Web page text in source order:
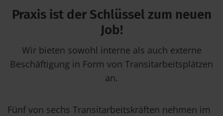
Praxis ist der Schlüssel zum neuen
Job!
Wir bieten sowohl interne als auch externe
Beschäftigung in Form von Transitarbeitsplätzen
an.
Fünf von sechs Transitarbeitskräften nehmen im